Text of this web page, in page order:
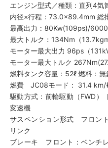
エンジン型式／種類：直列4気
内径×行程：73.0×89.4mm 総
最高出力：80Kw(109ps)/
最大トルク：134Nm（
モーター最大出力 96ps（
モーター最大トルク
燃料タンク容量：52ℓ 燃料：無
燃費 JC08モード： 31.4 km/
駆動方式：前輪駆動（FWD）
変速機
サスペンション形式 フロン
リンク
ブレーキ フロント：ベンチ